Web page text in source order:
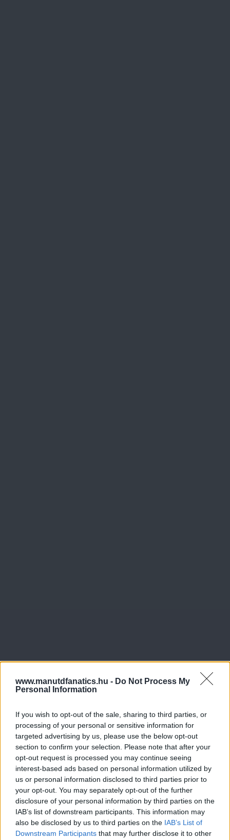
www.manutdfanatics.hu - Do Not Process My
Personal Information
If you wish to opt-out of the sale, sharing to third parties, or
processing of your personal or sensitive information for
targeted advertising by us, please use the below opt-out
section to confirm your selection. Please note that after your
opt-out request is processed you may continue seeing
interest-based ads based on personal information utilized by
us or personal information disclosed to third parties prior to
your opt-out. You may separately opt-out of the further
disclosure of your personal information by third parties on the
IAB’s list of downstream participants. This information may
also be disclosed by us to third parties on the IAB’s List of
Downstream Participants that may further disclose it to other